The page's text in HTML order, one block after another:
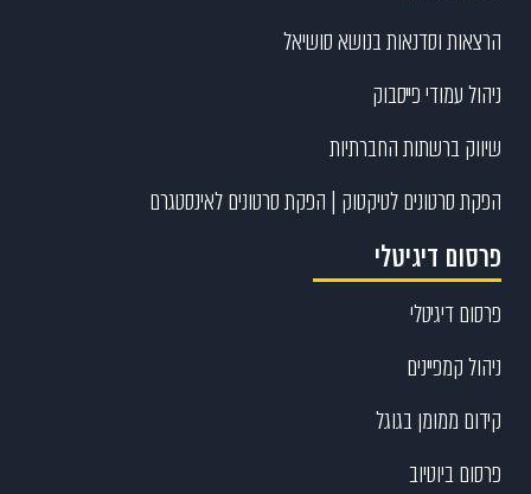
הרצאות וסדנאות בנושא סושיאל
ניהול עמודי פייסבוק
שיווק ברשתות החברתיות
הפקת סרטונים לטיקטוק | הפקת סרטונים לאינסטגרם
פרסום דיגיטלי
פרסום דיגיטלי
ניהול קמפיינים
קידום ממומן בגוגל
פרסום ביוטיוב